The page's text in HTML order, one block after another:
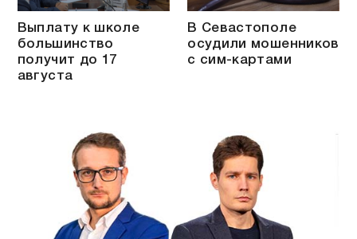
Выплату к школе
большинство
получит до 17
августа
В Севастополе
осудили мошенников
с сим-картами